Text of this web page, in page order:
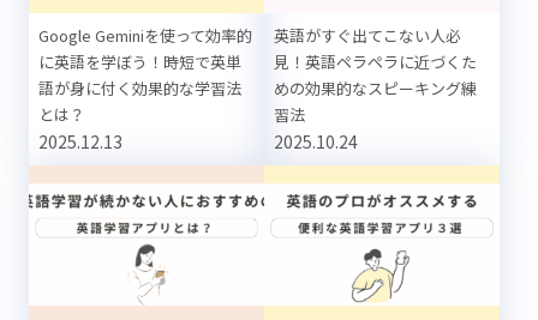
Google Geminiを使って効率的
に英語を学ぼう！時短で英単
語が身に付く効果的な学習法
とは？
2025.12.13
英語がすぐ出てこない人必
見！英語ペラペラに近づくた
めの効果的なスピーキング練
習法
2025.10.24